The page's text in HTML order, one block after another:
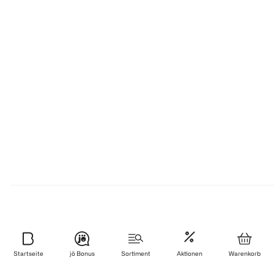
Produktrückruf
Aus Gründen des Verbraucherschutzes. Hier findest du alle
Startseite jö Bonus Sortiment Aktionen Warenkorb